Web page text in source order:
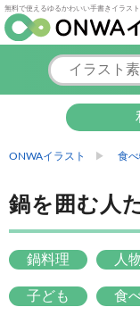
無料で使えるゆるかわいい手書きイラス
ONWAイラスト 食
鍋を囲む人
鍋料理 人
子ども 食